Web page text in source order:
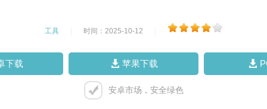
工具 时间：2025-10-12
下载 苹果下载
安卓市场，安全绿色